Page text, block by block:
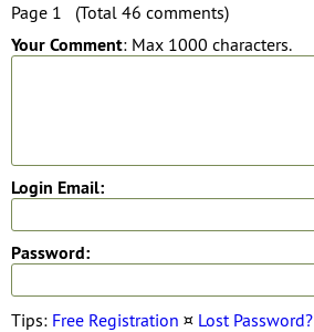
Page 1 (Total 46 comments)
Your Comment: Max 1000 characters.
Login Email:
Password:
Tips: Free Registration ¤ Lost Password?